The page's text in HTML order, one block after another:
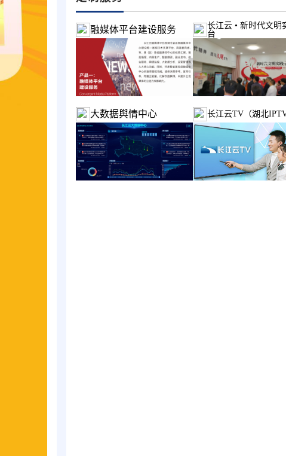
融媒体平台建设服务
长江云 • 新时代文明
台
大数据舆情中心 长江云TV（湖北